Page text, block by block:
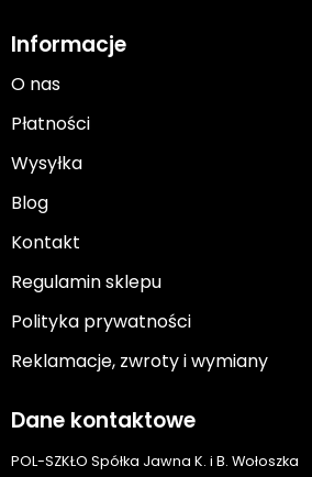
Informacje
O nas
Płatności
Wysyłka
Blog
Kontakt
Regulamin sklepu
Polityka prywatności
Reklamacje, zwroty i wymiany
Dane kontaktowe
POL-SZKŁO Spółka Jawna K. i B. Wołoszka